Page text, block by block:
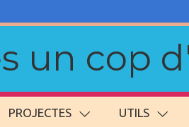
un cop
PROJECTES UTILS